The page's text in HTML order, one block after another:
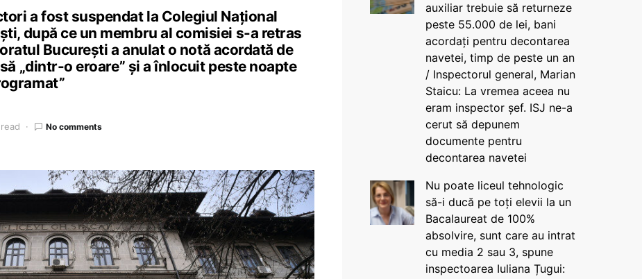
a fost suspendat la Colegiul Național
după ce un membru al comisiei s-a retras
București a anulat o notă acordată de
„dintr-o eroare” și a înlocuit peste noapte
No comments
auxiliar trebuie să returneze
peste 55.000 de lei, bani
acordați pentru decontarea
navetei, timp de peste un an
/ Inspectorul general, Marian
Staicu: La vremea aceea nu
eram inspector șef. ISJ ne-a
cerut să depunem
documente pentru
decontarea navetei
Nu poate liceul tehnologic
să-i ducă pe toți elevii la un
Bacalaureat de 100%
absolvire, sunt care au intrat
cu media 2 sau 3, spune
inspectoarea Iuliana Țugui: